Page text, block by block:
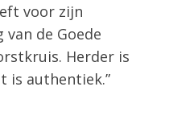
voor zijn
van de Goede
Herder is
is authentiek.”